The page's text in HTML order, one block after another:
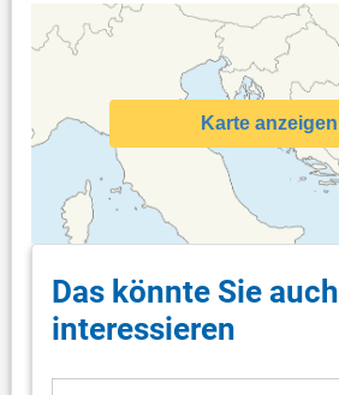
Karte anzeigen
Das könnte Sie auch
interessieren